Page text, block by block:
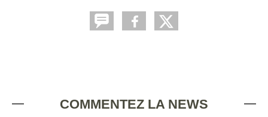
COMMENTEZ LA NEWS